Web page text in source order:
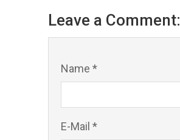
Leave a Comment:
Name *
E-Mail *